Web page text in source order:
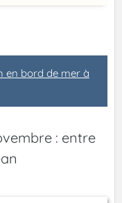
en bord de mer à
: entre